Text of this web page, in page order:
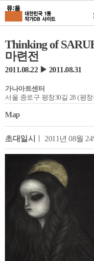
Thinking of
마련전
2011.08.22 ▶ 2011.08.31
가나아트센터
서울 종로구 평창30길 28 (평
Map
초대일시 ㅣ 2011년 08월